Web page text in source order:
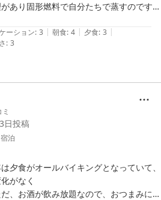
あり固形燃料で自分たちで蒸すのです
の風の影響をうけたのか、いくらやって
厨房で火を通してくれました。
ーション: 3 | 朝食: 4 | 夕食: 3 |
: 3
日投稿
宿泊
夕食がオールバイキングとなっていて、
がなく
、お酒が飲み放題なので、おつまみには